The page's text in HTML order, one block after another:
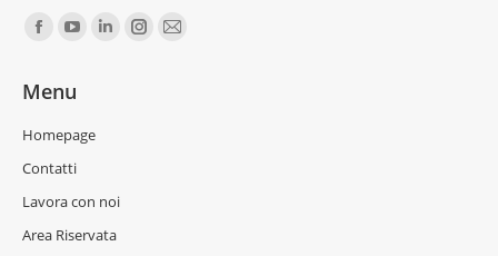
Ci puoi trovare su:
Menu
Homepage
Contatti
Lavora con noi
Area Riservata